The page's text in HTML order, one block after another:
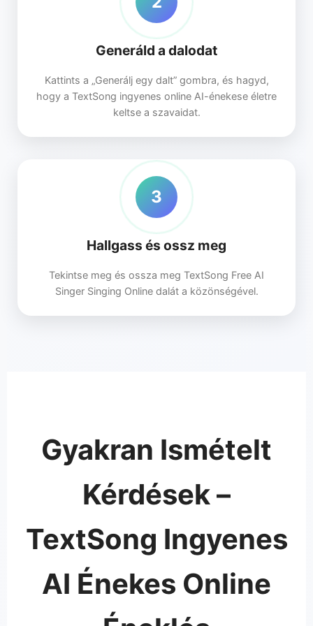
Generáld a dalodat
Kattints a „Generálj egy dalt” gombra, és hagyd,
hogy a TextSong ingyenes online AI-énekese életre
keltse a szavaidat.
3
Hallgass és ossz meg
Tekintse meg és ossza meg TextSong Free AI
Singer Singing Online dalát a közönségével.
Gyakran Ismételt
Kérdések –
TextSong Ingyenes
AI Énekes Online